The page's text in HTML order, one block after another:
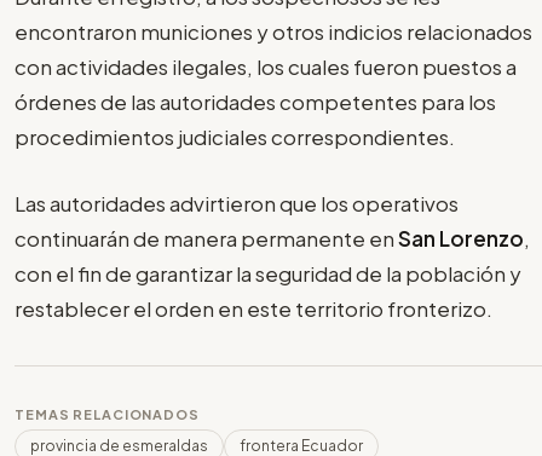
encontraron municiones y otros indicios relacionados
con actividades ilegales, los cuales fueron puestos a
órdenes de las autoridades competentes para los
procedimientos judiciales correspondientes.
Las autoridades advirtieron que los operativos
continuarán de manera permanente enSan Lorenzo,
con el fin de garantizar la seguridad de la población y
restablecer el orden en este territorio fronterizo.
TEMAS RELACIONADOS
provincia de esmeraldas frontera Ecuador